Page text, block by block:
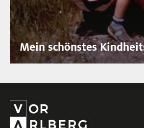
Mein schönstes